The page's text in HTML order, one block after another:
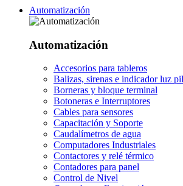
Automatización
Automatización
Accesorios para tableros
Balizas, sirenas e indicador luz
Borneras y bloque terminal
Botoneras e Interruptores
Cables para sensores
Capacitación y Soporte
Caudalímetros de agua
Computadores Industriales
Contactores y relé térmico
Contadores para panel
Control de Nivel